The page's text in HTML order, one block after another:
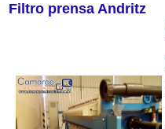
Filtro prensa Andritz